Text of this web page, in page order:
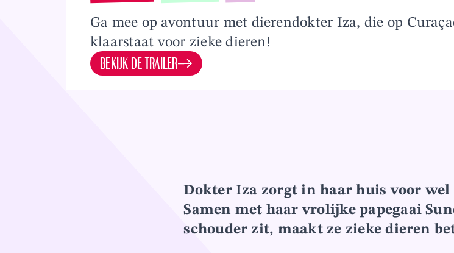
Overslaan en naar inhoud gaan
Ga mee op avontuur met dierendokter Iza, die op
klaarstaat voor zieke dieren!
BEKIJK DE TRAILER
Dokter Iza zorgt in haar huis voor
Samen met haar vrolijke papegaai
schouder zit, maakt ze zieke dieren